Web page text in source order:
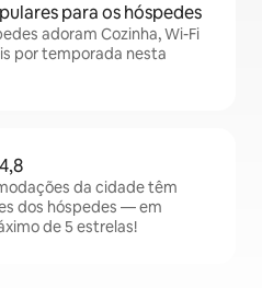
para os hóspedes
adoram Cozinha, Wi-Fi
por temporada nesta
da cidade têm
dos hóspedes — em
de 5 estrelas!